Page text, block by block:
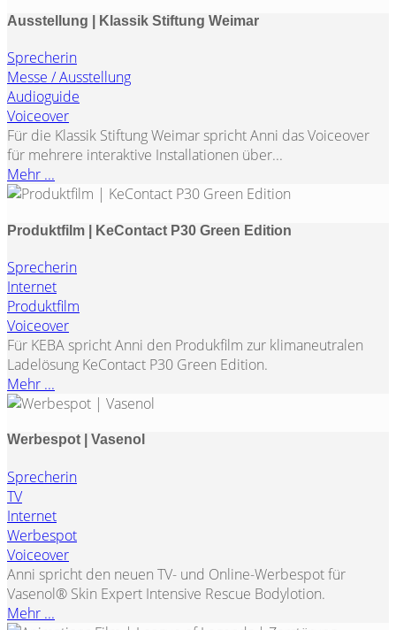
Ausstellung | Klassik Stiftung Weimar
Sprecherin
Messe / Ausstellung
Audioguide
Voiceover
Für die Klassik Stiftung Weimar spricht Anni das Voiceover
für mehrere interaktive Installationen über...
Mehr ...
Produktfilm | KeContact P30 Green Edition
Sprecherin
Internet
Produktfilm
Voiceover
Für KEBA spricht Anni den Produkfilm zur klimaneutralen
Ladelösung KeContact P30 Green Edition.
Mehr ...
Werbespot | Vasenol
Sprecherin
TV
Internet
Werbespot
Voiceover
Anni spricht den neuen TV- und Online-Werbespot für
Vasenol® Skin Expert Intensive Rescue Bodylotion.
Mehr ...